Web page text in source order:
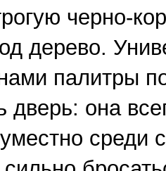
черно-
дерево.
палитры
дверь: она
среди